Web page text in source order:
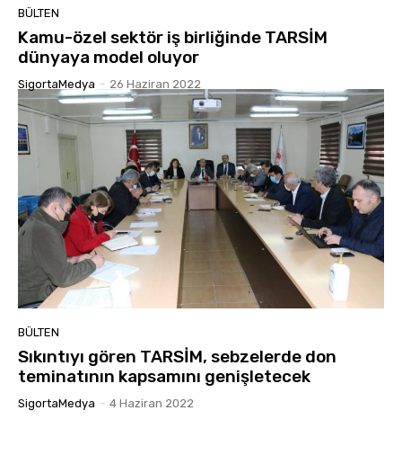
BÜLTEN
Kamu-özel sektör iş birliğinde TARSİM
dünyaya model oluyor
SigortaMedya - 26 Haziran 2022
BÜLTEN
Sıkıntıyı gören TARSİM, sebzelerde don
teminatının kapsamını genişletecek
SigortaMedya - 4 Haziran 2022